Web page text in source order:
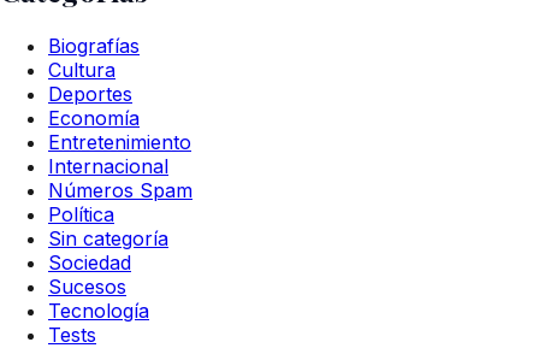
Biografías
Cultura
Deportes
Economía
Entretenimiento
Internacional
Números Spam
Política
Sin categoría
Sociedad
Sucesos
Tecnología
Tests